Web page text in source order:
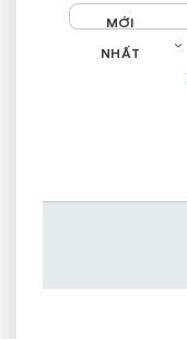
MỚI
NHẤT